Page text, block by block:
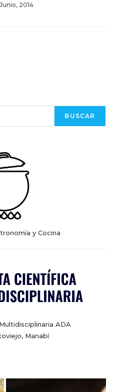
2014
BUSCAR
y Cocina
ADA
Manabí